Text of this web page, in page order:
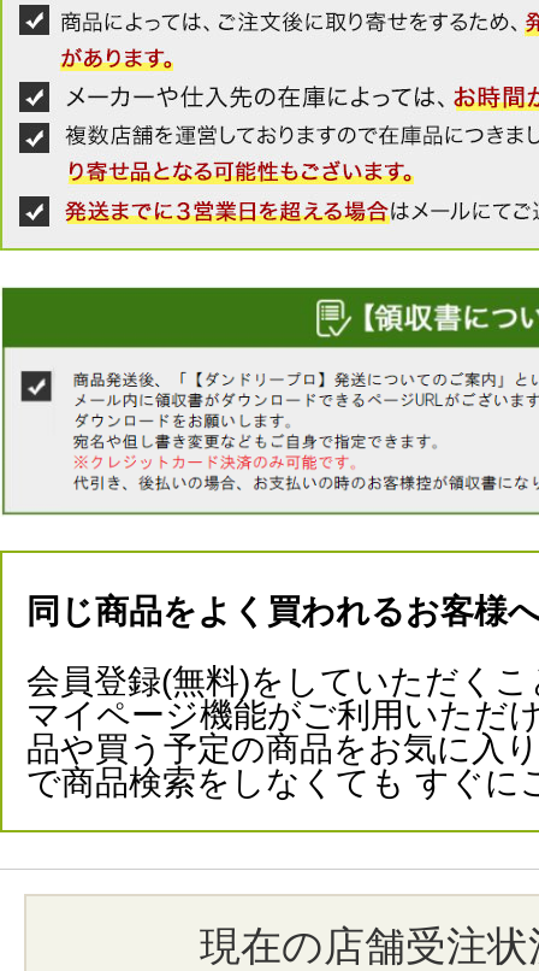
同じ商品をよく買われるお客様
会員登録(無料)をしていただくこ
マイページ機能がご利用いただ
品や買う予定の商品をお気に入
で商品検索をしなくても すぐに
現在の店舗受注状